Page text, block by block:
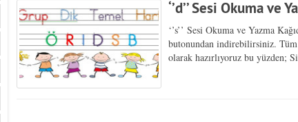
‘’d’’ Sesi Okuma ve
‘’s’’ Sesi Okuma ve Yazma
butonundan indirebilirsiniz. Tüm
olarak hazırlıyoruz bu yüzden;